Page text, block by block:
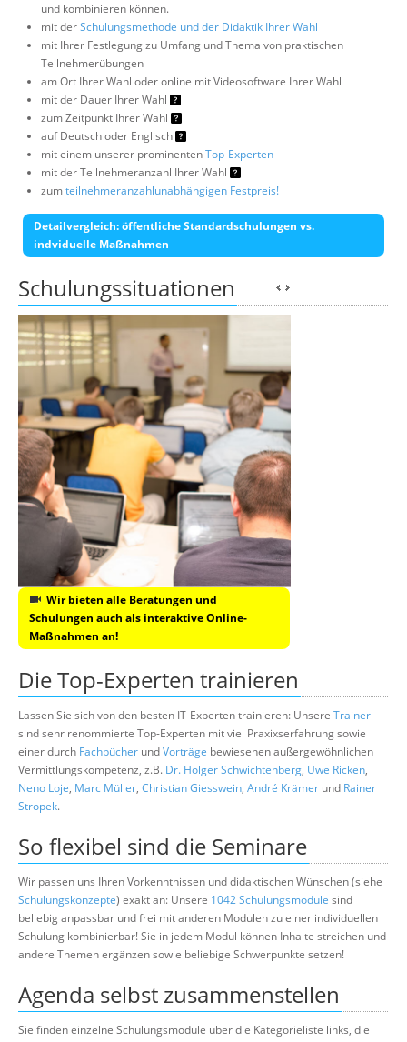
und kombinieren können.
mit derSchulungsmethode und der Didaktik Ihrer Wahl
mit Ihrer Festlegung zu Umfang und Thema von praktischen
Teilnehmerübungen
am Ort Ihrer Wahl oder online mit Videosoftware Ihrer Wahl
mit der Dauer Ihrer Wahl
zum Zeitpunkt Ihrer Wahl
auf Deutsch oder Englisch
mit einem unserer prominentenTop-Experten
mit der Teilnehmeranzahl Ihrer Wahl
zumteilnehmeranzahlunabhängigen Festpreis!
Detailvergleich: öffentliche Standardschulungen vs.
indviduelle Maßnahmen
Schulungssituationen
Wir bieten alle Beratungen und
Schulungen auch als interaktive Online-
Maßnahmen an!
Die Top-Experten trainieren
Lassen Sie sich von den besten IT-Experten trainieren: Unsere Trainer
sind sehr renommierte Top-Experten mit viel Praxixserfahrung sowie
einer durch Fachbücher undVorträge bewiesenen außergewöhnlichen
Vermittlungskompetenz, z.B. Dr. Holger Schwichtenberg, Uwe Ricken,
Neno Loje, Marc Müller, Christian Giesswein, André Krämer und Rainer
Stropek.
So flexibel sind die Seminare
Wir passen uns Ihren Vorkenntnissen und didaktischen Wünschen (siehe
Schulungskonzepte) exakt an: Unsere 1042 Schulungsmodule sind
beliebig anpassbar und frei mit anderen Modulen zu einer individuellen
Schulung kombinierbar! Sie in jedem Modul können Inhalte streichen und
andere Themen ergänzen sowie beliebige Schwerpunkte setzen!
Agenda selbst zusammenstellen
Sie finden einzelne Schulungsmodule über die Kategorieliste links, die